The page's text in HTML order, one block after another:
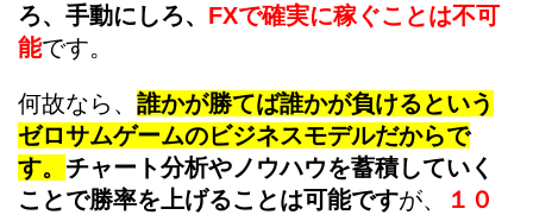
ろ、手動にしろ、 FXで確実に稼ぐことは不可
能です。
何故なら、 誰かが勝てば誰かが負けるという
ゼロサムゲームのビジネスモデルだからで
す。 チャート分析やノウハウを蓄積していく
ことで勝率を上げることは可能ですが、
１０